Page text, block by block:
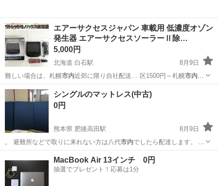
エアーサクセスジャパン 車載用 低濃度オゾン
発生器 エアーサクセスソーラーⅡ除…
5,000円
北海道 白石駅
8月9日
難しい場合は、札幌市内近郊に限り自社配送… 区1500円～札幌市内
5000円程度） …
北海道 札幌市 白石駅 アクセサリー
シングルのマットレス(中古)
0円
熊本県 肥後高田駅
8月9日
。 避難所などで取りに来れない方は八代市内でしたら配達します。 お
問い合わせお待…
八代市 肥後高田駅 寝具 シングル
MacBook Air 13インチ 0円
抽選でプレゼント！応募は1分